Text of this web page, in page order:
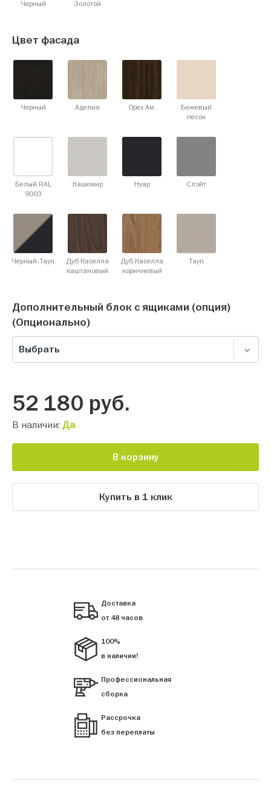
Черный Золотой
Цвет фасада
Черный Аделия Орех Ам.
Бежевый
песок
Белый RAL
9003
Кашемир Нуар Слэйт
Черный-Тауп
Дуб Каселла
каштановый
Дуб Каселла
коричневый
Тауп
Дополнительный блок с ящиками (опция)
(Опционально)
Выбрать
52 180 руб.
В наличии: Да
В корзину
Купить в 1 клик
Доставка
от 48 часов
100%
в наличии!
Профессиональная
сборка
Рассрочка
без переплаты